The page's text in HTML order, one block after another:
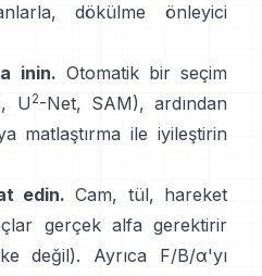
dökülme önleyici
inin. Otomatik bir seçim
U 2-Net, SAM), ardından
matlaştırma ile iyileştirin
edin. Cam, tül, hareket
gerçek alfa gerektirir
değil). Ayrıca
F/B/α'yı